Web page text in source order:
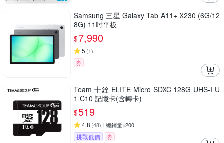
Samsung 三星 Galaxy Tab A11+ X230 (6G/12
8G) 11吋平板
$7,990
5 (1)
券
Team 十銓 ELITE Micro SDXC 128G UHS-I U
1 C10 記憶卡(含轉卡)
$519
4.8 (48) 總銷量>200
挑戰低價 券